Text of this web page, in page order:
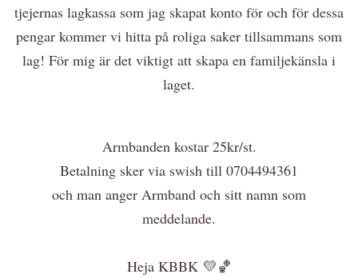
tjejernas lagkassa som jag skapat konto för och för dessa
pengar kommer vi hitta på roliga saker tillsammans som
lag! För mig är det viktigt att skapa en familjekänsla i
laget.
Armbanden kostar 25kr/st.
Betalning sker via swish till 0704494361
och man anger Armband och sitt namn som
meddelande.
Heja KBBK 💛🏀